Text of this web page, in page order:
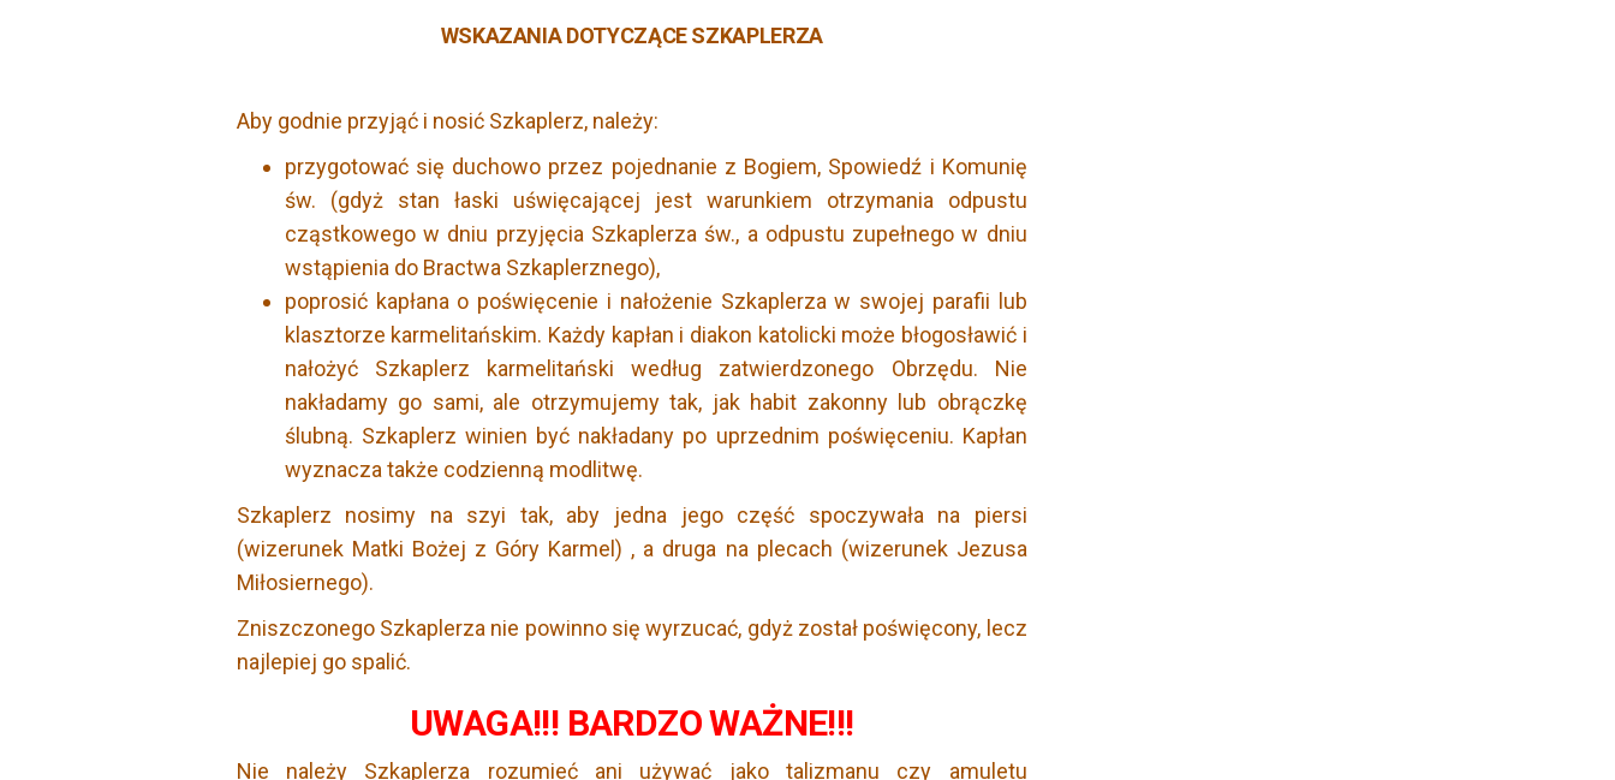
WSKAZANIA DOTYCZĄCE SZKAPLERZA
Aby godnie przyjąć i nosić Szkaplerz, należy:
przygotować się duchowo przez pojednanie z Bogiem, Spowiedź i Komunię
św. (gdyż stan łaski uświęcającej jest warunkiem otrzymania odpustu
cząstkowego w dniu przyjęcia Szkaplerza św., a odpustu zupełnego w dniu
wstąpienia do Bractwa Szkaplerznego),
poprosić kapłana o poświęcenie i nałożenie Szkaplerza w swojej parafii lub
klasztorze karmelitańskim. Każdy kapłan i diakon katolicki może błogosławić i
nałożyć Szkaplerz karmelitański według zatwierdzonego Obrzędu. Nie
nakładamy go sami, ale otrzymujemy tak, jak habit zakonny lub obrączkę
ślubną. Szkaplerz winien być nakładany po uprzednim poświęceniu. Kapłan
wyznacza także codzienną modlitwę.
Szkaplerz nosimy na szyi tak, aby jedna jego część spoczywała na piersi
(wizerunek Matki Bożej z Góry Karmel) , a druga na plecach (wizerunek Jezusa
Miłosiernego).
Zniszczonego Szkaplerza nie powinno się wyrzucać, gdyż został poświęcony, lecz
najlepiej go spalić.
UWAGA!!! BARDZO WAŻNE!!!
Nie należy Szkaplerza rozumieć ani używać jako talizmanu czy amuletu